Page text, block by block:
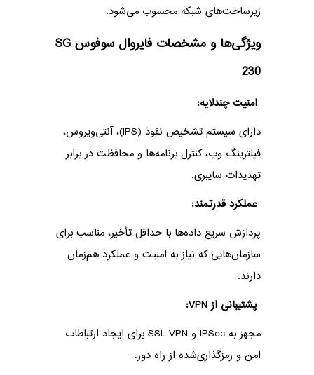
زیرساخت‌های شبکه محسوب می‌شود.
ویژگی‌ها و مشخصات فایروال سوفوس SG
230
امنیت چندلایه:
دارای سیستم تشخیص نفوذ (IPS)، آنتی‌ویروس،
فیلترینگ وب، کنترل برنامه‌ها و محافظت در برابر
تهدیدات سایبری.
عملکرد قدرتمند:
پردازش سریع داده‌ها با حداقل تأخیر، مناسب برای
سازمان‌هایی که نیاز به امنیت و عملکرد هم‌زمان
دارند.
پشتیبانی از VPN:
مجهز به IPSec و SSL VPN برای ایجاد ارتباطات
امن و رمزگذاری‌شده از راه دور.